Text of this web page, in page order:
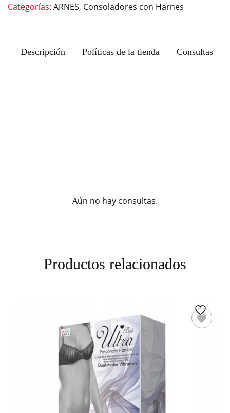
Categorías: ARNES, Consoladores con Harnes
Descripción Políticas de la tienda Consultas
Aún no hay consultas.
Productos relacionados